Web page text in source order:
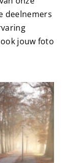
deelnemers
jouw foto